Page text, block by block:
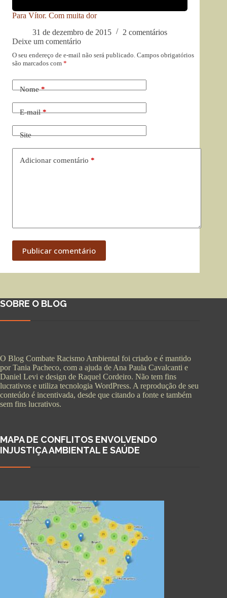
Para Vítor. Com muita dor
31 de dezembro de 2015
2 comentários
Deixe um comentário
O seu endereço de e-mail não será publicado. Campos obrigatórios
são marcados com *
Nome*
E-mail*
Site
Adicionar comentário *
Publicar comentário
SOBRE O BLOG
O Blog Combate Racismo Ambiental foi criado e é mantido
por Tania Pacheco, com a ajuda de Ana Paula Cavalcanti e
Daniel Levi e design de Raquel Cordeiro. Não tem fins
lucrativos e utiliza tecnologia WordPress. A reprodução de seu
conteúdo é incentivada, desde que citando a fonte e também
sem fins lucrativos.
MAPA DE CONFLITOS ENVOLVENDO
INJUSTIÇA AMBIENTAL E SAÚDE